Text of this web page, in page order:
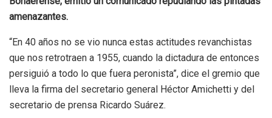
amenazantes.
“En 40 años no se vio nunca estas actitudes revanchistas
que nos retrotraen a 1955, cuando la dictadura de entonces
persiguió a todo lo que fuera peronista”, dice el gremio que
lleva la firma del secretario general Héctor Amichetti y del
secretario de prensa Ricardo Suárez.